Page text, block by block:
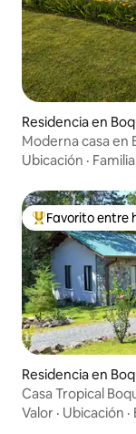
Residencia en
Moderna casa en
Ubicación ·
De los mejores
Favorito entre
Residencia en
Casa Tropical
Valor · Ubicación ·